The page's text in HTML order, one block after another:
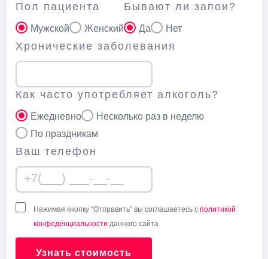
Пол пациента
Мужской Женский
Бывают ли запои?
Да Нет
Хронические заболевания
Как часто употребляет алкоголь?
Ежедневно
Несколько раз в неделю
По праздникам
Ваш телефон
Нажимая кнопку “Отправить” вы соглашаетесь с политикой
конфеденциальности данного сайта
Узнать стоимость